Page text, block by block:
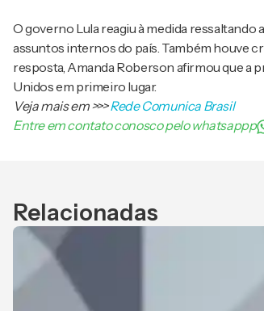
O governo Lula reagiu à medida
assuntos internos do país. Também houve
resposta, Amanda Roberson afirmou que a
Unidos em primeiro lugar.
Veja mais em>>>Rede Comunica Brasil
Entre em contato conosco pelo whatsappp
Relacionadas